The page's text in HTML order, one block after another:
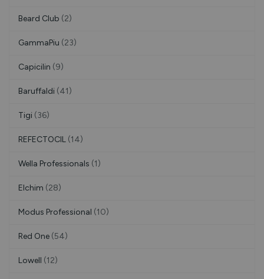
Beard Club (2)
GammaPiu (23)
Capicilin (9)
Baruffaldi (41)
Tigi (36)
REFECTOCIL (14)
Wella Professionals (1)
Elchim (28)
Modus Professional (10)
Red One (54)
Lowell (12)